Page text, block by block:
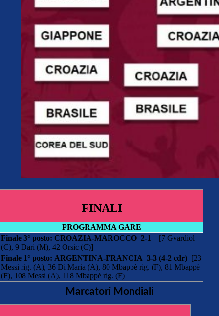
FINALI
PROGRAMMA GARE
Finale 3° posto: CROAZIA-MAROCCO 2-1 [7 Gvardiol
(C), 9 Dari (M), 42 Orsic (C)]
Finale 1° posto: ARGENTINA-FRANCIA 3-3 (4-2 cdr) [23
Messi rig. (A), 36 Di Maria (A), 80 Mbappè rig. (F), 81 Mbappè
(F), 108 Messi (A), 118 Mbappè rig. (F)
Marcatori Mondiali